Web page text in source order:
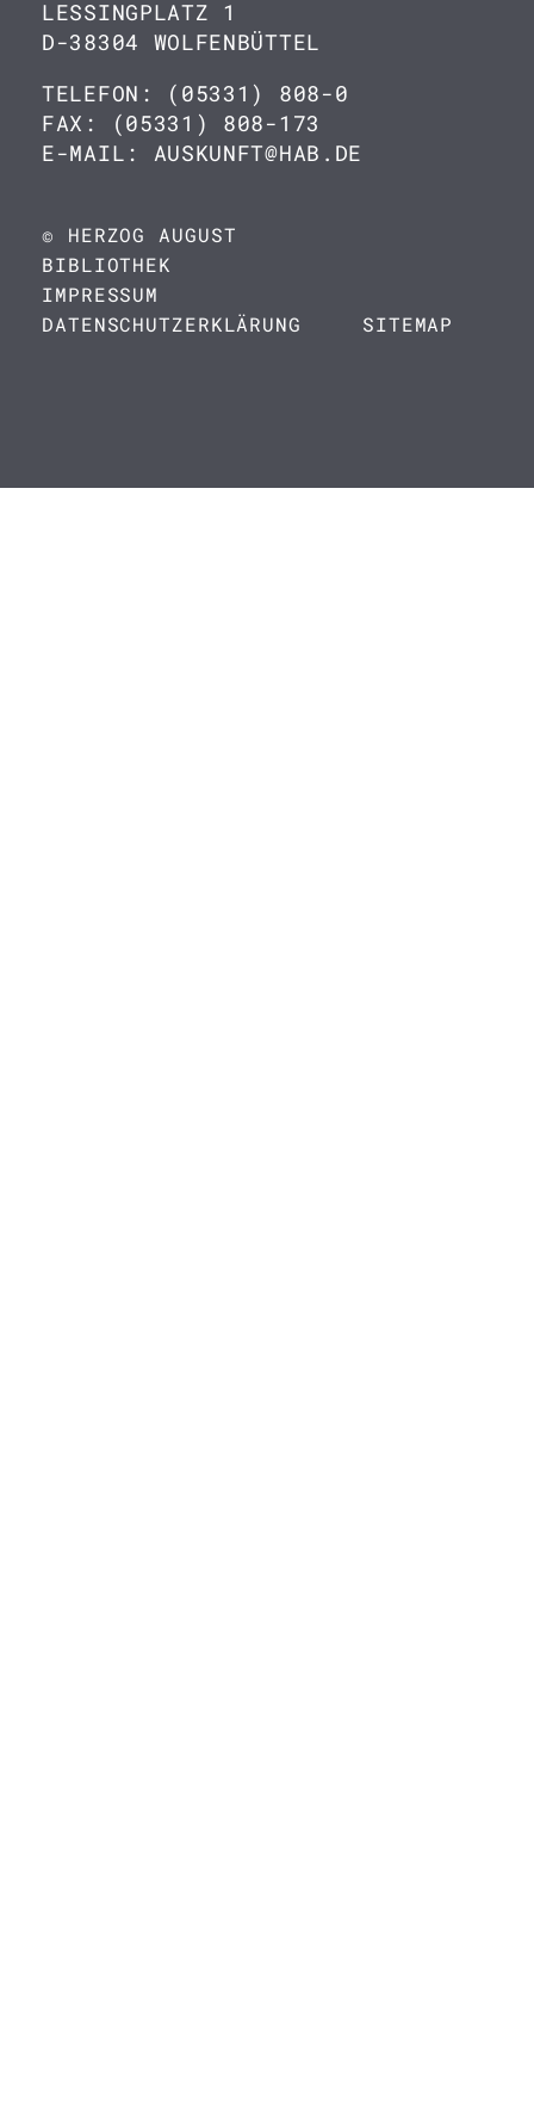
LESSINGPLATZ 1
D-38304 WOLFENBÜTTEL
TELEFON: (05331) 808-0
FAX: (05331) 808-173
E-MAIL: AUSKUNFT@HAB.DE
© HERZOG AUGUST
BIBLIOTHEK
IMPRESSUM
DATENSCHUTZERKLÄRUNG
SITEMAP